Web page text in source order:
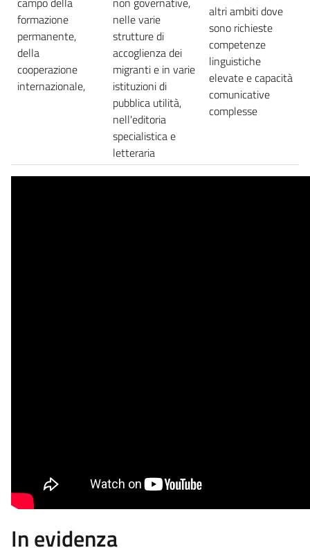
formazione
permanente,
della
cooperazione
internazionale,
nelle varie
strutture di
accoglienza dei
migranti e in varie
istituzioni di
pubblica utilità,
nell'editoria
specialistica e
letteraria
altri ambiti dove
sono richieste
competenze
linguistiche
elevate e capacità
comunicative
complesse
In evidenza